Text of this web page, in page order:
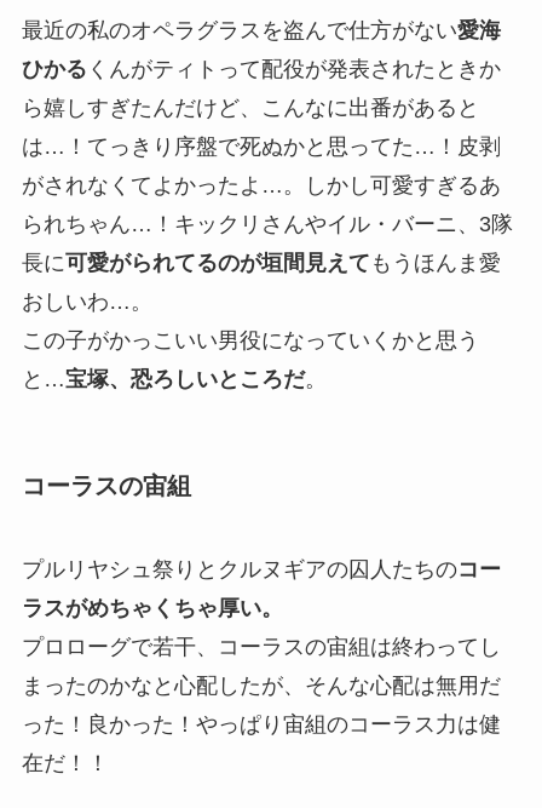
最近の私のオペラグラスを盗んで仕方がない愛海
ひかる くんがティトって配役が発表されたときか
ら嬉しすぎたんだけど、こんなに出番があると
は…！てっきり序盤で死ぬかと思ってた…！皮剥
がされなくてよかったよ…。しかし可愛すぎるあ
られちゃん…！キックリさんやイル・バーニ、3隊
長に可愛がられてるのが垣間見えて もうほんま愛
おしいわ…。
この子がかっこいい男役になっていくかと思う
と…宝塚、恐ろしいところだ。
コーラスの宙組
プルリヤシュ祭りとクルヌギアの囚人たちのコー
ラスがめちゃくちゃ厚い。
プロローグで若干、コーラスの宙組は終わってし
まったのかなと心配したが、そんな心配は無用だ
った！良かった！ やっぱり宙組のコーラス力は健
在だ！！